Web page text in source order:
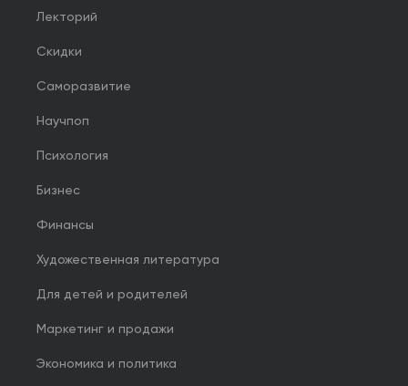
Лекторий
Скидки
Саморазвитие
Научпоп
Психология
Бизнес
Финансы
Художественная литература
Для детей и родителей
Маркетинг и продажи
Экономика и политика